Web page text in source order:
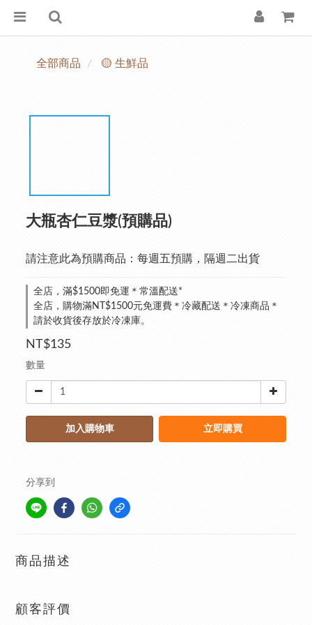
全部商品 🟡 生鮮品
大瓶杏仁豆漿(預購品)
請注意此為預購商品：每週五預購，隔週二出貨
全店，滿$1500即免運＊常溫配送*
全店，購物滿NT$1500元免運費＊冷藏配送＊冷凍商品＊
請於收貨後存放於冷凍庫。
NT$135
數量
加入購物車 立即購買
分享到
商品描述
顧客評價